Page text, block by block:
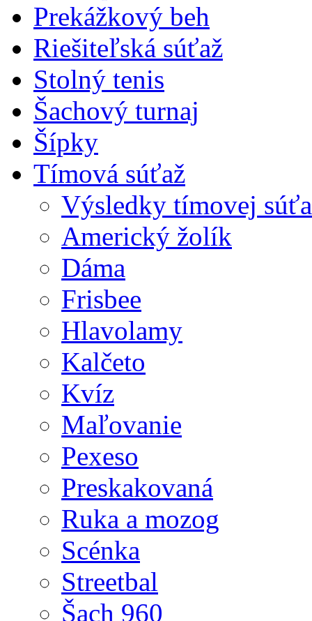
Prekážkový beh
Riešiteľská súťaž
Stolný tenis
Šachový turnaj
Šípky
Tímová súťaž
Výsledky tímovej
Americký žolík
Dáma
Frisbee
Hlavolamy
Kalčeto
Kvíz
Maľovanie
Pexeso
Preskakovaná
Ruka a mozog
Scénka
Streetbal
Šach 960